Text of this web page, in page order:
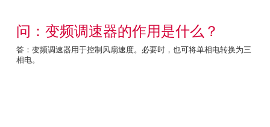
问：变频调速器的作用是什么？
答：变频调速器用于控制风扇速度。必要时，也可将单相电转换为三
相电。